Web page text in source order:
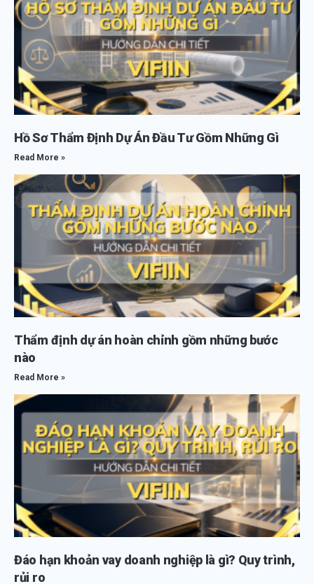
Hồ Sơ Thẩm Định Dự Án Đầu Tư Gồm Những Gì
Read More »
Thẩm định dự án hoàn chỉnh gồm những bước
nào
Read More »
Đáo hạn khoản vay doanh nghiệp là gì? Quy trình,
rủi ro